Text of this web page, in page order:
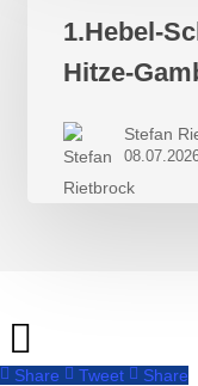
Schachturnier:
Gambit
1.Hebel-
Hitze-
Stefan
Share Tweet Share